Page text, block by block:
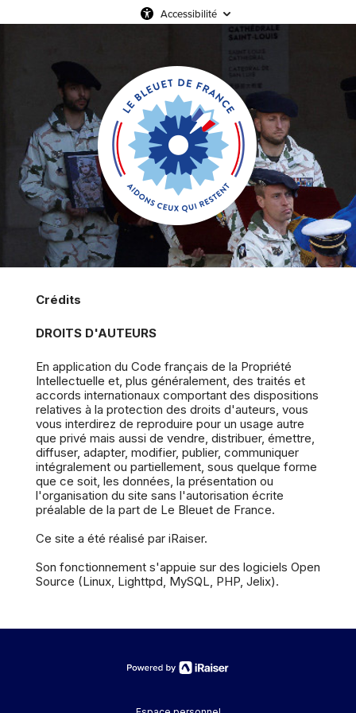
Accessibilité
Crédits
DROITS D'AUTEURS
En application du Code français de la Propriété
Intellectuelle et, plus généralement, des traités et
accords internationaux comportant des dispositions
relatives à la protection des droits d'auteurs, vous
vous interdirez de reproduire pour un usage autre
que privé mais aussi de vendre, distribuer, émettre,
diffuser, adapter, modifier, publier, communiquer
intégralement ou partiellement, sous quelque forme
que ce soit, les données, la présentation ou
l'organisation du site sans l'autorisation écrite
préalable de la part de Le Bleuet de France.
Ce site a été réalisé par iRaiser.
Son fonctionnement s'appuie sur des logiciels Open
Source (Linux, Lighttpd, MySQL, PHP, Jelix).